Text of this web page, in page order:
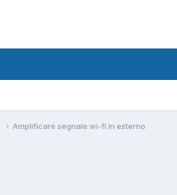
Amplificare segnale wi-fi in esterno